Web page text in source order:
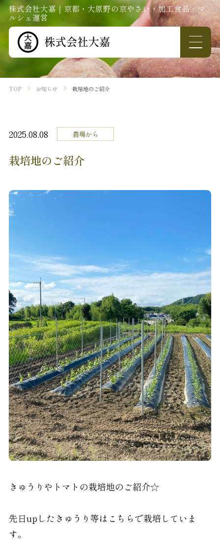
株式会社大嘉｜京都・大原野の京やさい・加工食品・マ
ルシェ運営
TOP お知らせ 栽培地のご紹介
2025.08.08 農場から
栽培地のご紹介
きゅうりやトマトの栽培地のご紹介☆
先日upしたきゅうり等はこちらで栽培していま
す。